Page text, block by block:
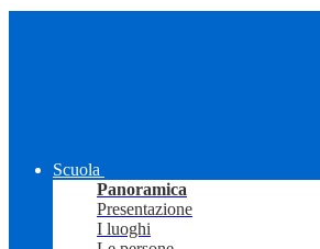
Scuola
Panoramica
Presentazione
I luoghi